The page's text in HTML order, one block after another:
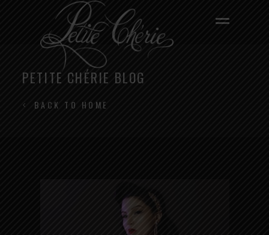
PETITE CHÉRIE BLOG
BACK TO HOME